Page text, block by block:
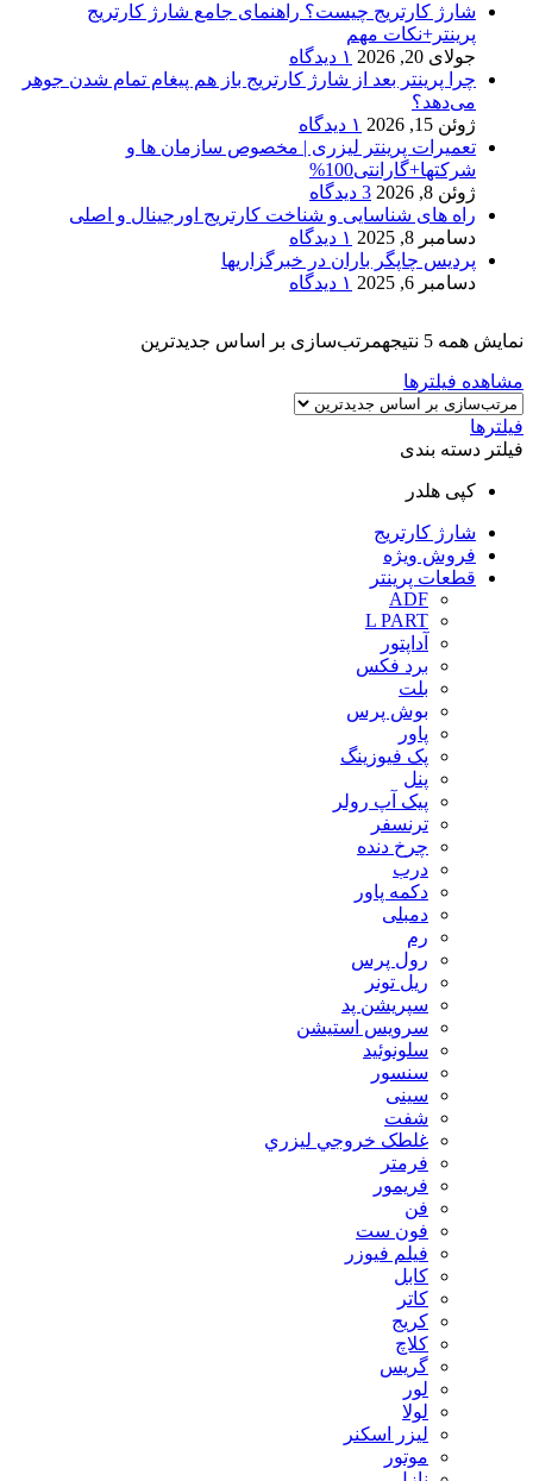
شارژ کارتریج چیست؟ راهنمای جامع شارژ کارتریج
پرینتر+نکات مهم
جولای 20, 2026
۱ دیدگاه
چرا پرینتر بعد از شارژ کارتریج باز هم پیغام تمام شدن جوهر
می‌دهد؟
ژوئن 15, 2026
۱ دیدگاه
تعمیرات پرینتر لیزری | مخصوص سازمان ها و
شرکتها+گارانتی100%
ژوئن 8, 2026
3 دیدگاه
راه های شناسایی و شناخت کارتریج اورجینال و اصلی
دسامبر 8, 2025
۱ دیدگاه
پردیس چاپگر باران در خبرگزاریها
دسامبر 6, 2025
۱ دیدگاه
نمایش همه 5 نتیجه
مرتب‌سازی بر اساس جدیدترین
مشاهده فیلترها
فیلترها
فیلتر دسته بندی
کپی هلدر
شارژ کارتریج
فروش ویژه
قطعات پرینتر
ADF
L PART
آداپتور
برد فکس
بلت
بوش پرس
پاور
پک فیوزینگ
پنل
پیک آپ رولر
ترنسفر
چرخ دنده
درب
دکمه پاور
دمبلی
رم
رول پرس
ریل تونر
سپریشن پد
سرویس استیشن
سلونوئید
سنسور
سینی
شفت
غلطک خروجي ليزري
فرمتر
فریمور
فن
فون ست
فیلم فیوزر
کابل
کاتر
کریج
کلاچ
گریس
لور
لولا
لیزر اسکنر
موتور